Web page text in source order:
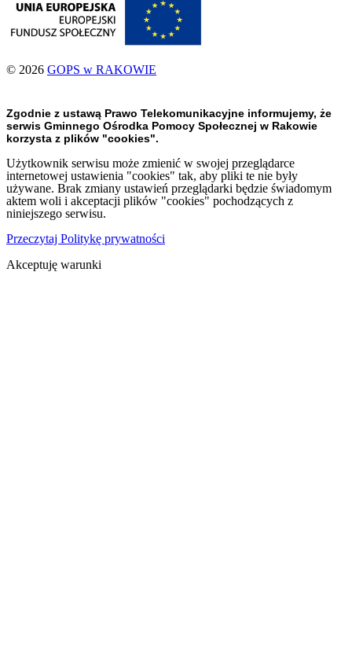
© 2026 GOPS w RAKOWIE
Zgodnie z ustawą Prawo Telekomunikacyjne informujemy, że
serwis Gminnego Ośrodka Pomocy Społecznej w Rakowie
korzysta z plików "cookies".
Użytkownik serwisu może zmienić w swojej przeglądarce
internetowej ustawienia "cookies" tak, aby pliki te nie były
używane. Brak zmiany ustawień przeglądarki będzie świadomym
aktem woli i akceptacji plików "cookies" pochodzących z
niniejszego serwisu.
Przeczytaj Politykę prywatności
Akceptuję warunki